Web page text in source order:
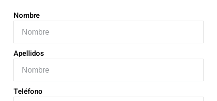
Nombre
Apellidos
Teléfono